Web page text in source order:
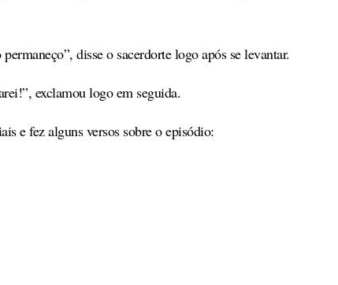
disse o sacerdorte logo após se levantar.
exclamou logo em seguida.
e fez alguns versos sobre o episódio: